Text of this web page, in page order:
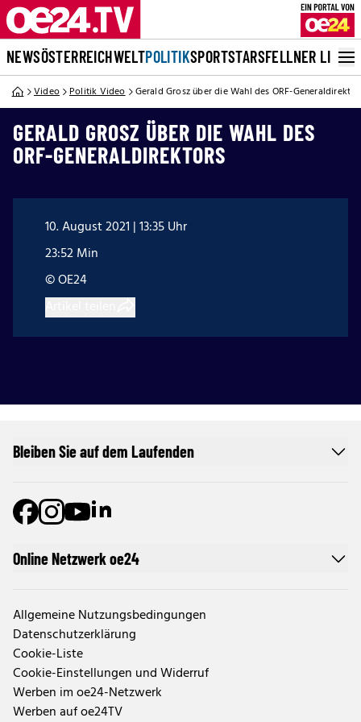
NEWSÖSTERREICHWELTPOLITIKSPORTSTARSFELLNER LIVE
Video Politik Video Gerald Grosz über die Wahl des ORF-
GERALD GROSZ ÜBER DIE WAHL DES
ORF-GENERALDIREKTORS
10. August 2021 | 13:35 Uhr
23:52 Min
© OE24
Online Netzwerk oe24
Allgemeine Nutzungsbedingungen
Datenschutzerklärung
Cookie-Liste
Cookie-Einstellungen und Widerruf
Werben im oe24-Netzwerk
Werben auf oe24TV
Bleiben Sie auf dem Laufenden